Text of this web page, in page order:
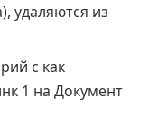
удаляются из
с как
1 на Документ